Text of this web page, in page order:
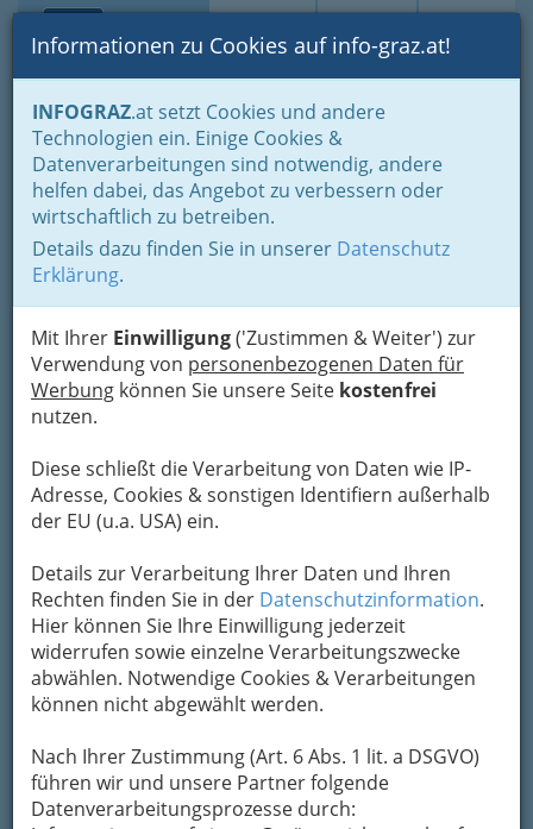
Suche Login Toggle
Informationen zu Cookies auf info-graz.at!
INFOGRAZ.at setzt Cookies und andere
Technologien ein. Einige Cookies &
Datenverarbeitungen sind notwendig, andere
helfen dabei, das Angebot zu verbessern oder
wirtschaftlich zu betreiben.
Details dazu finden Sie in unserer Datenschutz
Erklärung.
Mit Ihrer Einwilligung('Zustimmen & Weiter') zur
Verwendung von personenbezogenen Daten für
Werbung können Sie unsere Seite kostenfrei
nutzen.
Diese schließt die Verarbeitung von Daten wie IP-
Adresse, Cookies & sonstigen Identifiern außerhalb
der EU (u.a. USA) ein.
Details zur Verarbeitung Ihrer Daten und Ihren
Rechten finden Sie in der Datenschutzinformation.
Hier können Sie Ihre Einwilligung jederzeit
widerrufen sowie einzelne Verarbeitungszwecke
abwählen. Notwendige Cookies & Verarbeitungen
können nicht abgewählt werden.
Nach Ihrer Zustimmung (Art. 6 Abs. 1 lit. a DSGVO)
führen wir und unsere Partner folgende
Datenverarbeitungsprozesse durch:
Home Branchen
Dipl.Tzt.Dr. Walter Maitz
Steyrergasse 25, 8010 Graz
+43 316 828 200
Karte
Adresse mit Google Maps anschauen
Kontaktaufnahme
bewahren, verwenden wir an dieser Stelle zur
Übermittlung Ihrer Nachricht ein sicheres
Formular. Ihre Nachricht wird nach dem
Absenden umgehend per Mail an das
Unternehmen Dipl.Tzt.Dr. MAITZ Walter
weitergeleitet.